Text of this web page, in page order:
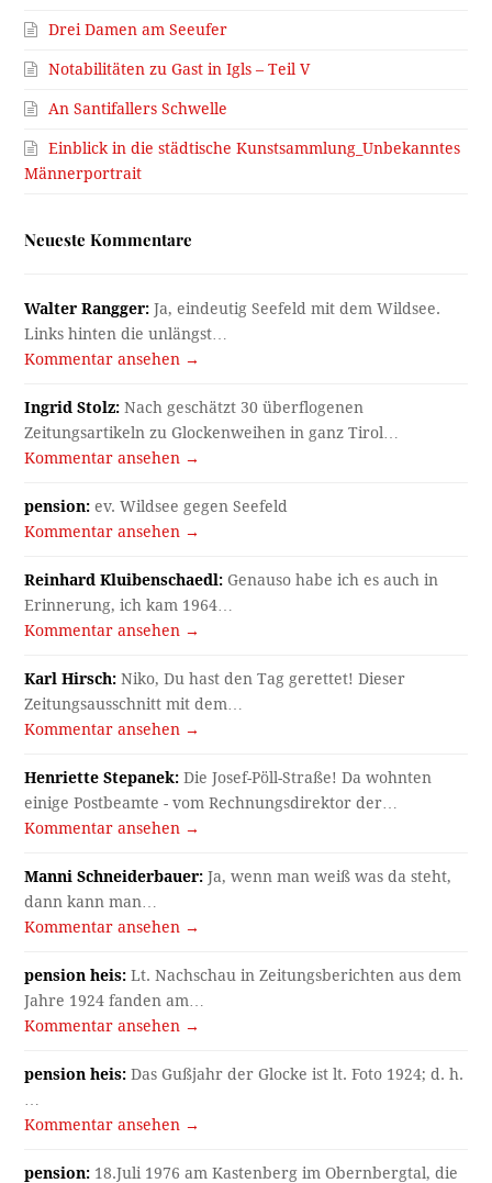
Drei Damen am Seeufer
Notabilitäten zu Gast in Igls – Teil V
An Santifallers Schwelle
Einblick in die städtische Kunstsammlung_Unbekanntes
Männerportrait
Neueste Kommentare
Walter Rangger: Ja, eindeutig Seefeld mit dem Wildsee.
Links hinten die unlängst…
Kommentar ansehen →
Ingrid Stolz: Nach geschätzt 30 überflogenen
Zeitungsartikeln zu Glockenweihen in ganz Tirol…
Kommentar ansehen →
pension: ev. Wildsee gegen Seefeld
Kommentar ansehen →
Reinhard Kluibenschaedl: Genauso habe ich es auch in
Erinnerung, ich kam 1964…
Kommentar ansehen →
Karl Hirsch: Niko, Du hast den Tag gerettet! Dieser
Zeitungsausschnitt mit dem…
Kommentar ansehen →
Henriette Stepanek: Die Josef-Pöll-Straße! Da wohnten
einige Postbeamte - vom Rechnungsdirektor der…
Kommentar ansehen →
Manni Schneiderbauer: Ja, wenn man weiß was da steht,
dann kann man…
Kommentar ansehen →
pension heis: Lt. Nachschau in Zeitungsberichten aus dem
Jahre 1924 fanden am…
Kommentar ansehen →
pension heis: Das Gußjahr der Glocke ist lt. Foto 1924; d. h.
Kommentar ansehen →
pension: 18.Juli 1976 am Kastenberg im Obernbergtal, die